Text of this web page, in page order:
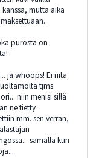
mutta aika
purosta on
ja whoops! Ei riitä
tjms.
niin menisi sillä
ne tietty
mm. sen verran,
samalla kun